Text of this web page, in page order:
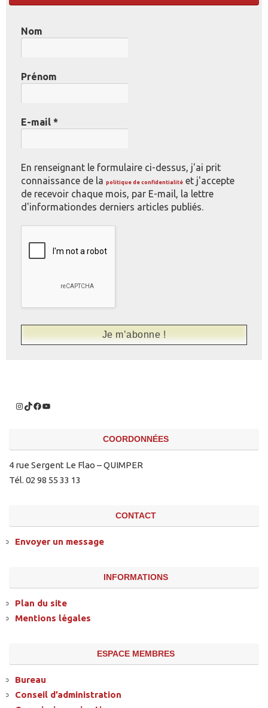
Nom
Prénom
E-mail *
En renseignant le formulaire ci-dessus, j'ai prit
connaissance de la politique de confidentialité et j'accepte
de recevoir chaque mois, par E-mail, la lettre
d'informationdes derniers articles publiés.
COORDONNÉES
4 rue Sergent Le Flao – QUIMPER
Tél. 02 98 55 33 13
CONTACT
Envoyer un message
INFORMATIONS
Plan du site
Mentions légales
ESPACE MEMBRES
Bureau
Conseil d’administration